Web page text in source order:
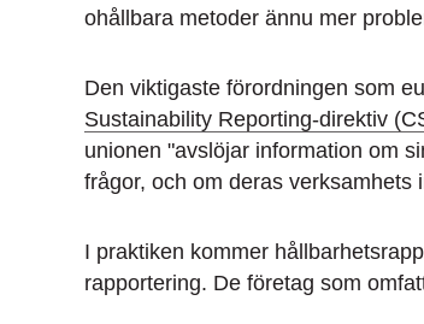
ohållbara metoder ännu mer
Den viktigaste förordningen som
Sustainability Reporting-direktiv
unionen "avslöjar information om
frågor, och om deras verksamhets
I praktiken kommer
rapportering. De företag som